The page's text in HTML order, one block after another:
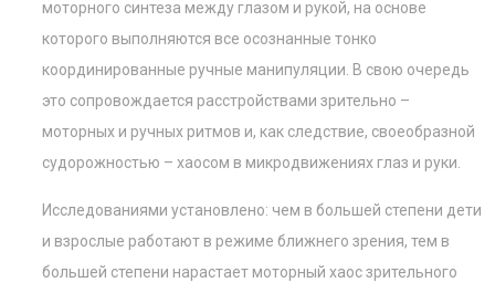
моторного синтеза между глазом и рукой, на основе
которого выполняются все осознанные тонко
координированные ручные манипуляции. В свою очередь
это сопровождается расстройствами зрительно –
моторных и ручных ритмов и, как следствие, своеобразной
судорожностью – хаосом в микродвижениях глаз и руки.
Исследованиями установлено: чем в большей степени дети
и взрослые работают в режиме ближнего зрения, тем в
большей степени нарастает моторный хаос зрительного